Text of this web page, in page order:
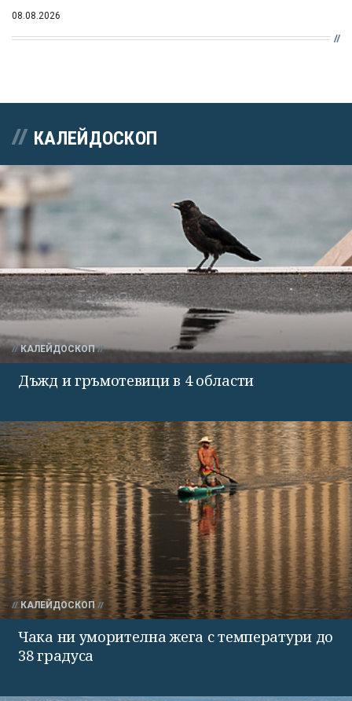
08.08.2026
КАЛЕЙДОСКОП
КАЛЕЙДОСКОП
Дъжд и гръмотевици в 4 области
КАЛЕЙДОСКОП
Чака ни уморителна жега с температури до
38 градуса